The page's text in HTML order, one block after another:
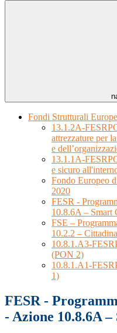
Fondi Strutturali
13.1.2A-
attrezzature per
e
13.1.1A-
e sicuro
Fondo Europeo
2020
FESR -
10.8.6A – Smart
FSE –
10.2.2 –
10.8.1.A3-
(PON 2)
10.8.1.A1-
1)
FESR -
- Azione 10.8.6A